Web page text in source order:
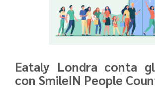
Eataly Londra conta
con SmileIN People